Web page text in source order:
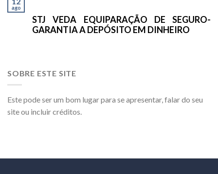
ago
STJ VEDA EQUIPARAÇÃO DE SEGURO-
GARANTIA A DEPÓSITO EM DINHEIRO
SOBRE ESTE SITE
Este pode ser um bom lugar para se apresentar, falar do seu
site ou incluir créditos.